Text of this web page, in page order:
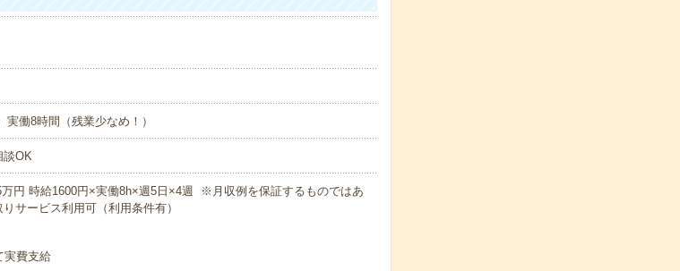
働8時間（残業少なめ！）
OK
円 時給1600円×実働8h×週5日×4週 ※月収例を保証するものではあ
サービス利用可（利用条件有）
実費支給